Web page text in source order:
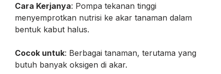
Cara Kerjanya: Pompa tekanan tinggi
menyemprotkan nutrisi ke akar tanaman dalam
bentuk kabut halus.
Cocok untuk: Berbagai tanaman, terutama yang
butuh banyak oksigen di akar.